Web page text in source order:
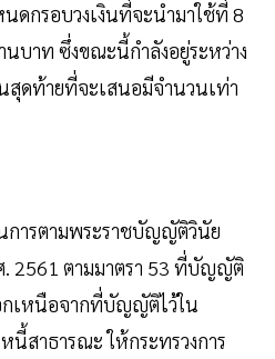
ดกรอบวงเงินที่จะนำมาใช้ที่ 8
บาท ซึ่งขณะนี้กำลังอยู่ระหว่าง
สุดท้ายที่จะเสนอมีจำนวนเท่า
การตามพระราชบัญญัติวินัย
. 2561 ตามมาตรา 53 ที่บัญญัติ
กเหนือจากที่บัญญัติไว้ใน
นี้สาธารณะ ให้กระทรวงการ